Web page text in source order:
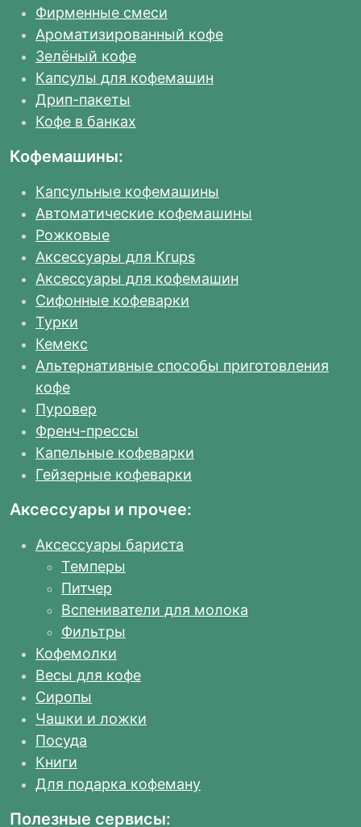
Фирменные смеси
Ароматизированный кофе
Зелёный кофе
Капсулы для кофемашин
Дрип-пакеты
Кофе в банках
Кофемашины:
Капсульные кофемашины
Автоматические кофемашины
Рожковые
Аксессуары для Krups
Аксессуары для кофемашин
Сифонные кофеварки
Турки
Кемекс
Альтернативные способы приготовления
кофе
Пуровер
Френч-прессы
Капельные кофеварки
Гейзерные кофеварки
Аксессуары и прочее:
Аксессуары бариста
Темперы
Питчер
Вспениватели для молока
Фильтры
Кофемолки
Весы для кофе
Сиропы
Чашки и ложки
Посуда
Книги
Для подарка кофеману
Полезные сервисы: